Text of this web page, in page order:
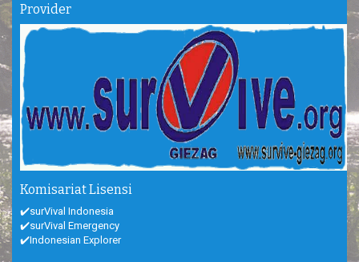
Provider
Komisariat Lisensi
✔️surVival Indonesia
✔️surVival Emergency
✔️Indonesian Explorer